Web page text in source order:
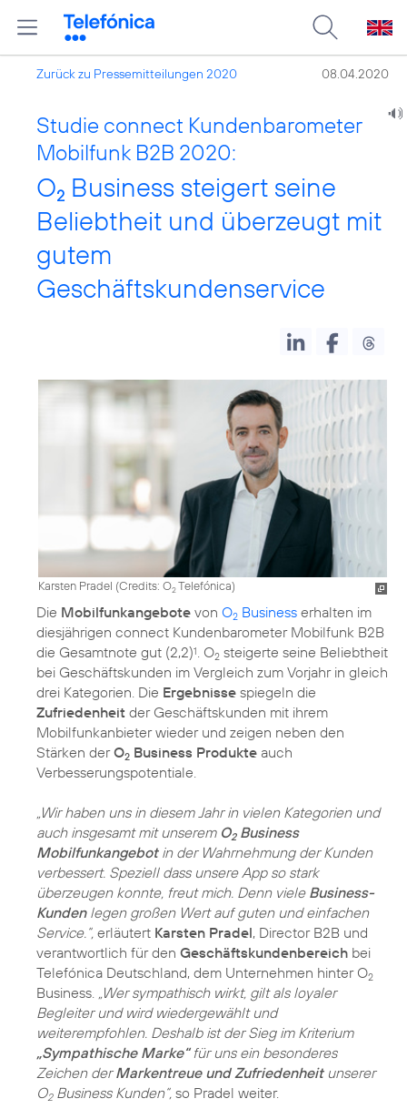
Zurück zu Pressemitteilungen 2020 08.04.2020
Studie connect Kundenbarometer
Mobilfunk B2B 2020:
O2 Business steigert seine
Beliebtheit und überzeugt mit
gutem
Geschäftskundenservice
Karsten Pradel (Credits: O2Telefónica)
Die Mobilfunkangebote von O2 Business erhalten im
diesjährigen connect Kundenbarometer Mobilfunk B2B
die Gesamtnote gut (2,2)1 . O2 steigerte seine Beliebtheit
bei Geschäftskunden im Vergleich zum Vorjahr in gleich
drei Kategorien. Die Ergebnisse spiegeln die
Zufriedenheit der Geschäftskunden mit ihrem
Mobilfunkanbieter wieder und zeigen neben den
Stärken derO2 Business Produkte auch
Verbesserungspotentiale.
„Wir haben uns in diesem Jahr in vielen Kategorien und
auch insgesamt mit unserem O2Business
Mobilfunkangebotin der Wahrnehmung der Kunden
verbessert. Speziell dass unsere App so stark
überzeugen konnte, freut mich. Denn viele Business-
Kundenlegen großen Wert auf guten und einfachen
Service.“, erläutert Karsten Pradel, Director B2B und
verantwortlich für den Geschäftskundenbereich bei
Telefónica Deutschland, dem Unternehmen hinter O2
Business.
„Wer sympathisch wirkt, gilt als loyaler
Begleiter und wird wiedergewählt und
weiterempfohlen. Deshalb ist der Sieg im Kriterium
„Sympathische Marke“für uns ein besonderes
Zeichen derMarkentreue und Zufriedenheitunserer
O2Business Kunden“, so Pradel weiter.